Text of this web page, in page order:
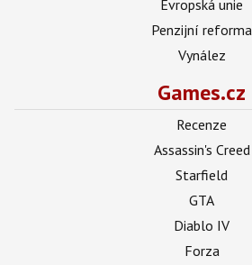
Evropská unie
Penzijní reforma
Vynález
Games.cz
Recenze
Assassin's Creed
Starfield
GTA
Diablo IV
Forza